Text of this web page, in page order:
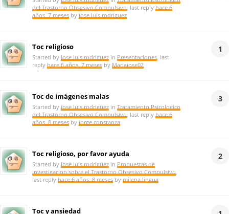
del Trastorno Obsesivo Compulsivo , last reply hace 6
años, 7 mesesby jose luis rodriguez
Toc religioso
Started by jose luis rodriguez in Presentaciones, last
reply hace 6 años, 7 mesesby Mariajose02
1
Toc de imágenes malas
Started by jose luis rodriguez in Tratamiento Psicologico
del Trastorno Obsesivo Compulsivo , last reply hace 6
años, 8 mesesby jorge.constanza
3
Toc religioso, por favor ayuda
Started by jose luis rodriguez in Propuestas de
Investigacion sobre el Trastorno Obsesivo Compulsivo
last reply hace 6 años, 8 mesesby milena.lingua
2
Toc y ansiedad